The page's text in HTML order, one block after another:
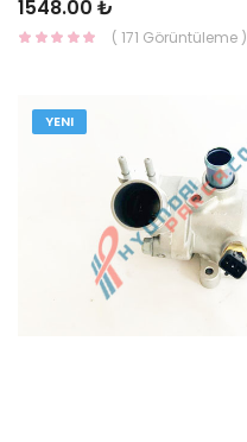
1548.00 ₺
( 171 Görüntüleme )
YENI